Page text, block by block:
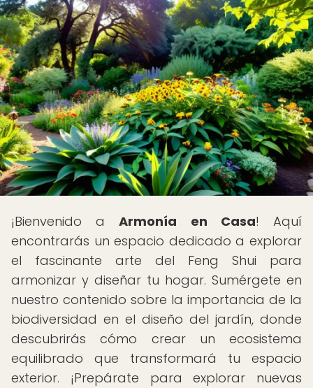
¡Bienvenido aArmonía en Casa! Aquí
encontrarás un espacio dedicado a explorar
el fascinante arte del Feng Shui para
armonizar y diseñar tu hogar. Sumérgete en
nuestro contenido sobre la importancia de la
biodiversidad en el diseño del jardín, donde
descubrirás cómo crear un ecosistema
equilibrado que transformará tu espacio
exterior. ¡Prepárate para explorar nuevas